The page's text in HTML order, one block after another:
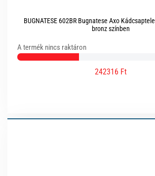
BUGNATESE 602BR Bugnatese Axo
bronz színben
A termék nincs raktáron
242316 Ft